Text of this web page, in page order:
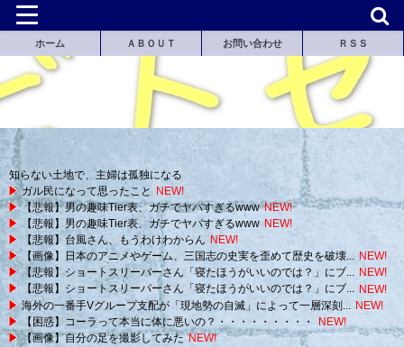
ホーム ＡＢＯＵＴ お問い合わせ ＲＳＳ
知らない土地で、主婦は孤独になる
ガル民になって思ったこと
NEW!
【悲報】男の趣味Tier表、ガチでヤバすぎるwww NEW!
【悲報】男の趣味Tier表、ガチでヤバすぎるwww NEW!
【悲報】台風さん、もうわけわからん
NEW!
【画像】日本のアニメやゲーム、三国志の史実を歪めて歴史を破壊...
NEW!
【悲報】ショートスリーパーさん「寝たほうがいいのでは？」にブ... NEW!
【悲報】ショートスリーパーさん「寝たほうがいいのでは？」にブ... NEW!
海外の一番手Vグループ支配が「現地勢の自滅」によって一層深刻...
NEW!
【困惑】コーラって本当に体に悪いの？・・・・・・・・・
NEW!
【画像】自分の足を撮影してみた NEW!